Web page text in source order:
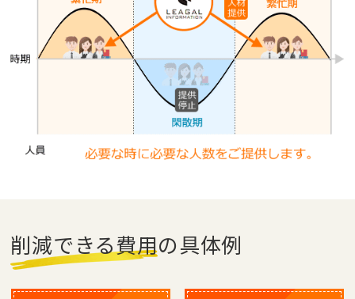
削減できる費用の具体例